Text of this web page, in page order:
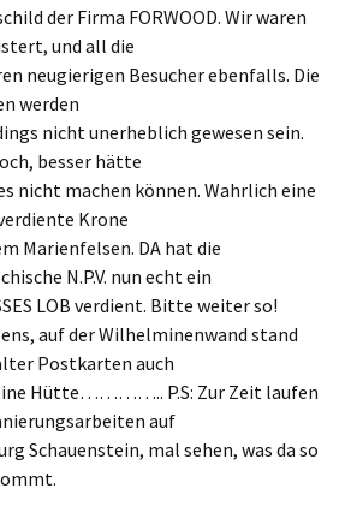
der Firma FORWOOD. Wir waren
und all die
neugierigen Besucher ebenfalls. Die
werden
nicht unerheblich gewesen sein.
besser hätte
nicht machen können. Wahrlich eine
Krone
Marienfelsen. DA hat die
N.P.V. nun echt ein
LOB verdient. Bitte weiter so!
auf der Wilhelminenwand stand
Postkarten auch
Hütte………….. P.S: Zur Zeit laufen
auf
Schauenstein, mal sehen, was da so